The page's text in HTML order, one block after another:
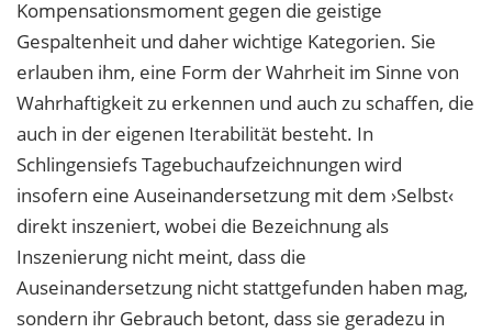
Kompensationsmoment gegen die geistige
Gespaltenheit und daher wichtige Kategorien. Sie
erlauben ihm, eine Form der Wahrheit im Sinne von
Wahrhaftigkeit zu erkennen und auch zu schaffen, die
auch in der eigenen Iterabilität besteht. In
Schlingensiefs Tagebuchaufzeichnungen wird
insofern eine Auseinandersetzung mit dem ›Selbst‹
direkt inszeniert, wobei die Bezeichnung als
Inszenierung nicht meint, dass die
Auseinandersetzung nicht stattgefunden haben mag,
sondern ihr Gebrauch betont, dass sie geradezu in